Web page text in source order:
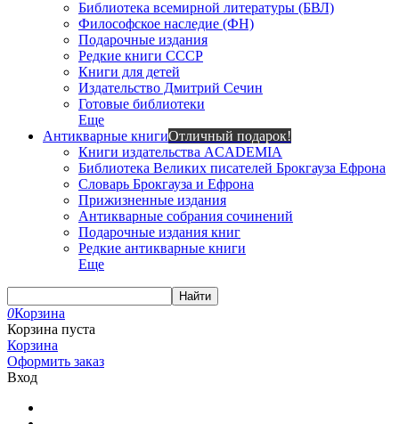
Библиотека всемирной литературы (БВЛ)
Философское наследие (ФН)
Подарочные издания
Редкие книги СССР
Книги для детей
Издательство Дмитрий Сечин
Готовые библиотеки
Еще
Антикварные книгиОтличный подарок!
Книги издательства ACADEMIA
Библиотека Великих писателей Брокгауза Ефрона
Словарь Брокгауза и Ефрона
Прижизненные издания
Антикварные собрания сочинений
Подарочные издания книг
Редкие антикварные книги
Еще
Найти
0Корзина
Корзина пуста
Корзина
Оформить заказ
Вход